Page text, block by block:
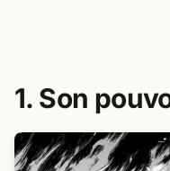
1. Son